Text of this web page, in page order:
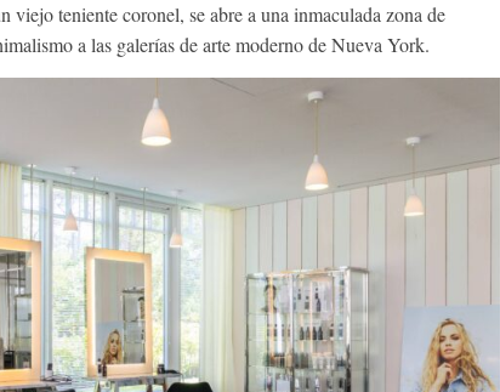
viejo teniente coronel, se abre a una inmaculada zona de
a las galerías de arte moderno de Nueva York.